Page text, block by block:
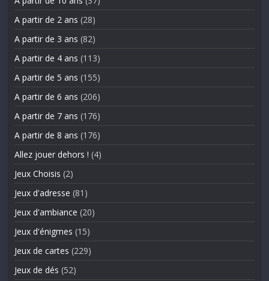
A partir de 2 ans (28)
A partir de 3 ans (82)
A partir de 4 ans (113)
A partir de 5 ans (155)
A partir de 6 ans (206)
A partir de 7 ans (176)
A partir de 8 ans (176)
Allez jouer dehors ! (4)
Jeux Choisis (2)
Jeux d'adresse (81)
Jeux d'ambiance (20)
Jeux d'énigmes (15)
Jeux de cartes (229)
Jeux de dés (52)